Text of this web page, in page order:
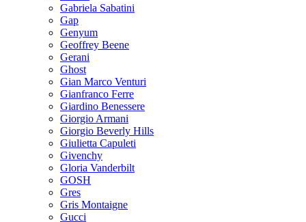
Gabriela Sabatini
Gap
Genyum
Geoffrey Beene
Gerani
Ghost
Gian Marco Venturi
Gianfranco Ferre
Giardino Benessere
Giorgio Armani
Giorgio Beverly Hills
Giulietta Capuleti
Givenchy
Gloria Vanderbilt
GOSH
Gres
Gris Montaigne
Gucci